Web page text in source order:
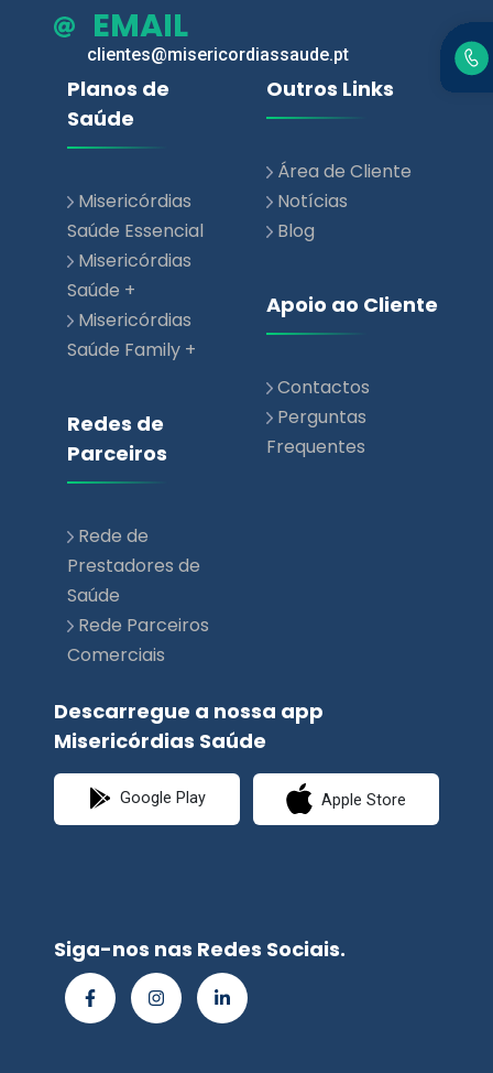
Saúde
Misericórdias
Saúde Essencial
Saúde +
Misericórdias
Saúde Family +
Redes de
Parceiros
Rede de
Prestadores de
Rede Parceiros
Comerciais
Área de Cliente
Notícias
Apoio ao Cliente
Contactos
Perguntas
Descarregue a nossa app
Misericórdias Saúde
Google Play Apple Store
© Misericórdias